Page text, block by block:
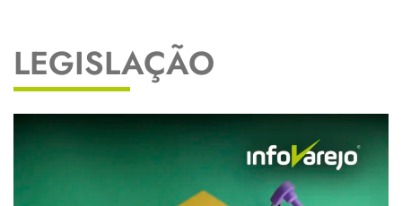
LEGISLAÇÃO